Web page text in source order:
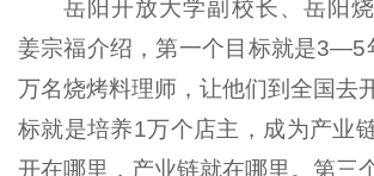
岳阳开放大学副校长、岳阳
姜宗福介绍，第一个目标就是3—5
万名烧烤料理师，让他们到全国去
标就是培养1万个店主，成为产业
开在哪里，产业链就在哪里。第三